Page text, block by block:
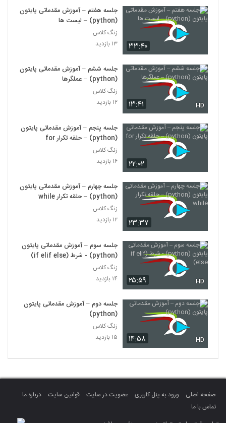
۳۳:۴۰
جلسه هفتم – آموزش مقدماتی پایتون
(python) – لیست ها
زنگ کلاس
۱۳ بازدید
۱۳:۴۱ HD
جلسه ششم – آموزش مقدماتی پایتون
(python) – عملگرها
زنگ کلاس
۱۲ بازدید
۲۲:۰۲
جلسه پنجم – آموزش مقدماتی پایتون
(python) – حلقه تکرار for
زنگ کلاس
۱۶ بازدید
۲۳:۳۷
جلسه چهارم – آموزش مقدماتی پایتون
(python) – حلقه تکرار while
زنگ کلاس
۱۲ بازدید
۲۵:۵۹ HD
جلسه سوم – آموزش مقدماتی پایتون
(python) - شرط (if elif else)
زنگ کلاس
۱۴ بازدید
۱۴:۵۸ HD
جلسه دوم – آموزش مقدماتی پایتون
(python)
زنگ کلاس
۱۵ بازدید
صفحه اصلی ورود به پنل کاربری عضویت در سایت قوانین سایت
درباره ما
تماس با ما